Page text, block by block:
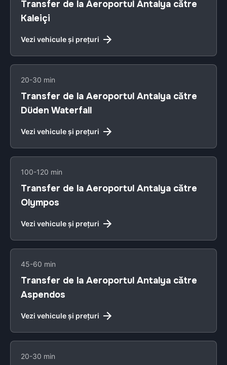
Transfer de la Aeroportul Antalya către
Kaleiçi
Vezi vehicule și prețuri
20-30 min
Transfer de la Aeroportul Antalya către
Düden Waterfall
Vezi vehicule și prețuri
100-120 min
Transfer de la Aeroportul Antalya către
Olympos
Vezi vehicule și prețuri
45-60 min
Transfer de la Aeroportul Antalya către
Aspendos
Vezi vehicule și prețuri
20-30 min